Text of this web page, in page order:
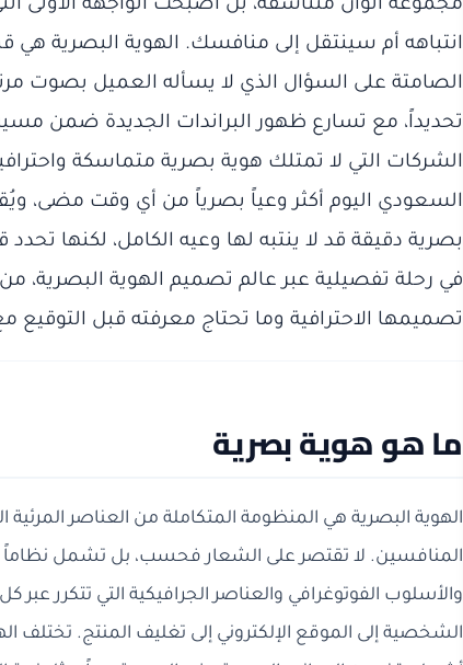
مجموعة ألوان متناسقة، بل أصبحت الواجهة الأولى
انتباهه أم سينتقل إلى منافسك. الهوية البصرية
الصامتة على السؤال الذي لا يسأله العميل بصوت
الشركات التي لا تمتلك هوية بصرية متماسكة
السعودي اليوم أكثر وعياً بصرياً من أي وقت مضى،
بصرية دقيقة قد لا ينتبه لها وعيه الكامل، لكنها
في رحلة تفصيلية عبر عالم تصميم الهوية البصرية،
تصميمها الاحترافية وما تحتاج معرفته قبل
ما هو هوية بصرية
الهوية البصرية هي المنظومة المتكاملة من العناصر
المنافسين. لا تقتصر على الشعار فحسب، بل تشمل نظاماً
والأسلوب الفوتوغرافي والعناصر الجرافيكية التي تتكرر